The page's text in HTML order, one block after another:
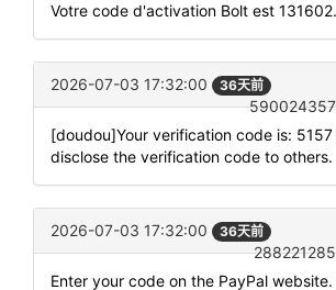
Votre code d'activation Bolt est 131602.
2026-07-03 17:32:00 36天前
[doudou]Your verification code is:
disclose the verification code to others.
2026-07-03 17:32:00 36天前
Enter your code on the PayPal website.